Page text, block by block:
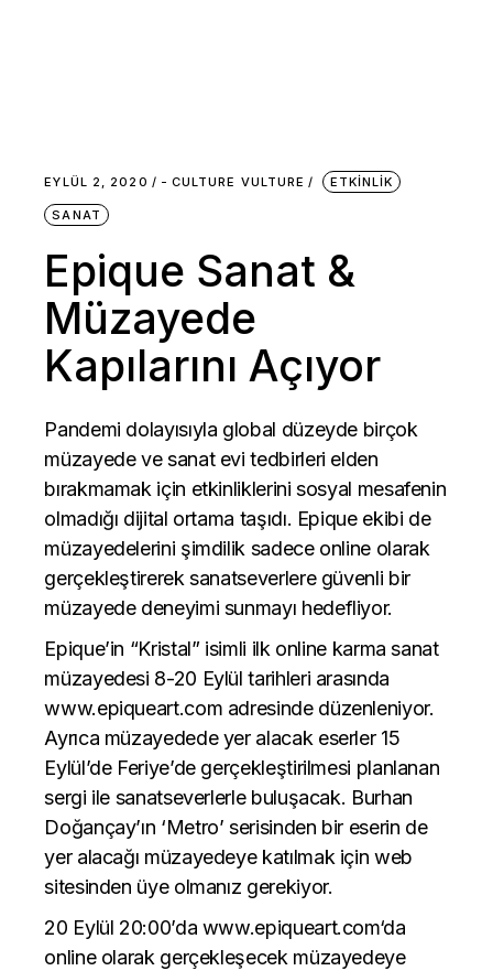
EYLÜL 2, 2020 - CULTURE VULTURE ETKINLIK
SANAT
Epique Sanat &
Müzayede
Kapılarını Açıyor
Pandemi dolayısıyla global düzeyde birçok
müzayede ve sanat evi tedbirleri elden
bırakmamak için etkinliklerini sosyal mesafenin
olmadığı dijital ortama taşıdı. Epique ekibi de
müzayedelerini şimdilik sadece online olarak
gerçekleştirerek sanatseverlere güvenli bir
müzayede deneyimi sunmayı hedefliyor.
Epique’in “Kristal” isimli ilk online karma sanat
müzayedesi 8-20 Eylül tarihleri arasında
www.epiqueart.com adresinde düzenleniyor.
Ayrıca müzayedede yer alacak eserler 15
Eylül’de Feriye’de gerçekleştirilmesi planlanan
sergi ile sanatseverlerle buluşacak. Burhan
Doğançay’ın ‘Metro’ serisinden bir eserin de
yer alacağı müzayedeye katılmak için web
sitesinden üye olmanız gerekiyor.
20 Eylül 20:00’da www.epiqueart.com‘da
online olarak gerçekleşecek müzayedeye